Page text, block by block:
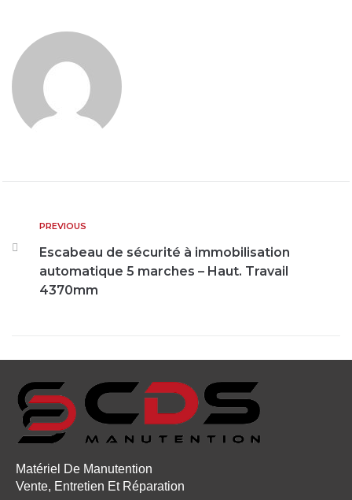
PREVIOUS
Escabeau de sécurité à immobilisation
automatique 5 marches – Haut. Travail
4370mm
Matériel De Manutention
Vente, Entretien Et Réparation